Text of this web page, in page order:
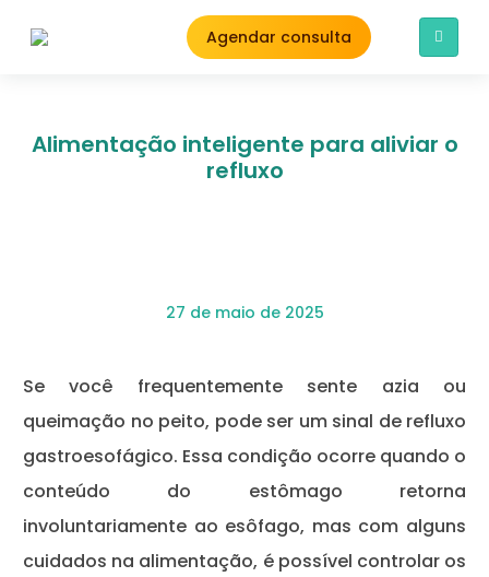
Agendar consulta
Alimentação inteligente para aliviar o
refluxo
27 de maio de 2025
Se você frequentemente sente azia ou
queimação no peito, pode ser um sinal de refluxo
gastroesofágico. Essa condição ocorre quando o
conteúdo do estômago retorna
involuntariamente ao esôfago, mas com alguns
cuidados na alimentação, é possível controlar os